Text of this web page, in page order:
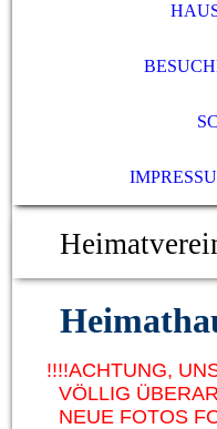
!!!!ACHTUNG,
VÖLLIG
NEUE FOTOS